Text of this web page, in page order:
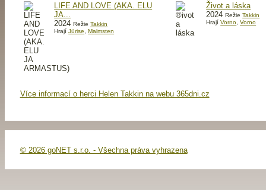
LIFE AND LOVE (AKA. ELU
JA...
2024RežieTakkin
HrajíJürise ,Malmsten
Život a láska
2024RežieTakkin
HrajíVorno ,Vorno
Více informací o herci Helen Takkin na webu 365dni.cz
© 2026 goNET s.r.o. - Všechna práva vyhrazena